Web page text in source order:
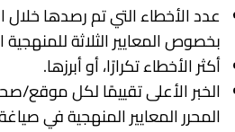
عدد الأخطاء التي تم رصدها
بخصوص المعايير الثلاثة للمنهجية
أكثر الأخطاء تكرارًا، أو أبرزها.
الخبر الأعلى تقييمًا لكل موقع/
المحرر المعايير المنهجية في